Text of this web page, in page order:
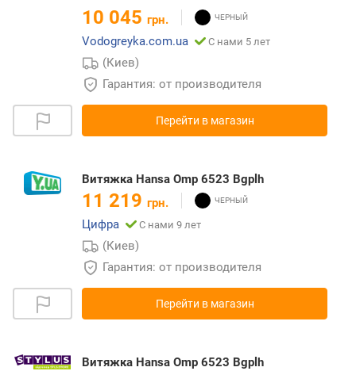
10 045 грн.
Vodogreyka.com.ua
С нами 5 лет
(Киев)
Гарантия: от производителя
Перейти в магазин
Витяжка Hansa Omp 6523 Bgplh
11 219 грн.
Цифра
С нами 9 лет
(Киев)
Гарантия: от производителя
Перейти в магазин
Витяжка Hansa Omp 6523 Bgplh